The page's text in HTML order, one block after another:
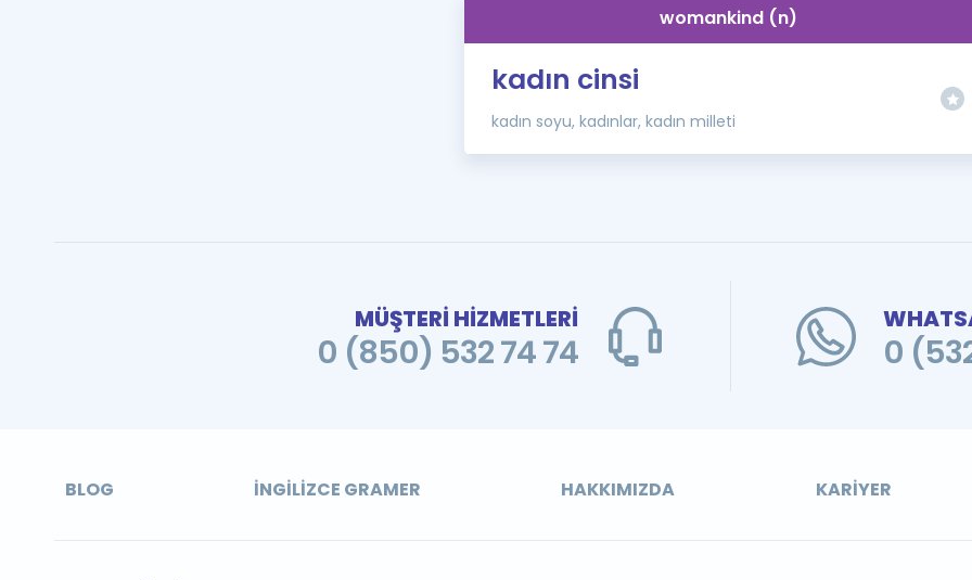
womankind (n)
kadın cinsi
kadın soyu, kadınlar, kadın milleti
MÜŞTERİ HİZMETLERİ
0 (850) 532 74 74 0
BLOG İNGILIZCE GRAMER HAKKIMIZDA KARIYER